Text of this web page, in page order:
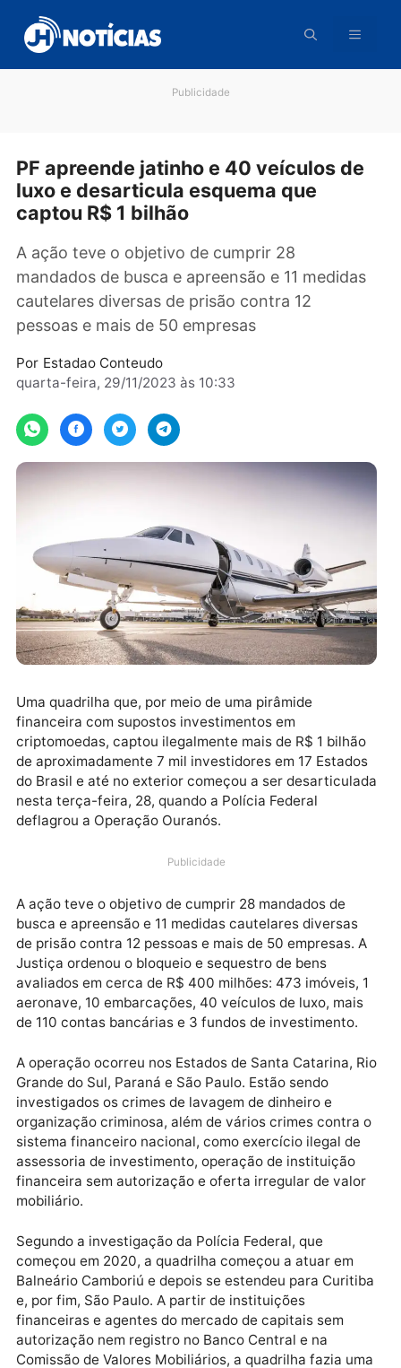
para
conteúdo
PF apreende jatinho e 40 veículos
luxo e desarticula esquema que
A ação teve o objetivo de cumprir 28
mandados de busca e apreensão e 11
cautelares diversas de prisão contra 12
pessoas e mais de 50 empresas
quarta-feira, 29/11/2023 às 10:33
Uma quadrilha que, por meio de uma pirâmide
financeira com supostos investimentos em
criptomoedas, captou ilegalmente mais de R$ 1
do Brasil e até no exterior começou a ser
deflagrou a Operação Ouranós.
Publicidade
A ação teve o objetivo de cumprir 28 mandados de
busca e apreensão e 11 medidas cautelares diversas
Justiça ordenou o bloqueio e sequestro de bens
avaliados em cerca de R$ 400 milhões: 473 imóveis,
aeronave, 10 embarcações, 40 veículos de luxo,
de 110 contas bancárias e 3 fundos de investimento.
A operação ocorreu nos Estados de Santa Catarina,
Grande do Sul, Paraná e São Paulo. Estão sendo
organização criminosa, além de vários crimes
sistema financeiro nacional, como exercício ilegal de
assessoria de investimento, operação de instituição
financeira sem autorização e oferta irregular de
mobiliário.